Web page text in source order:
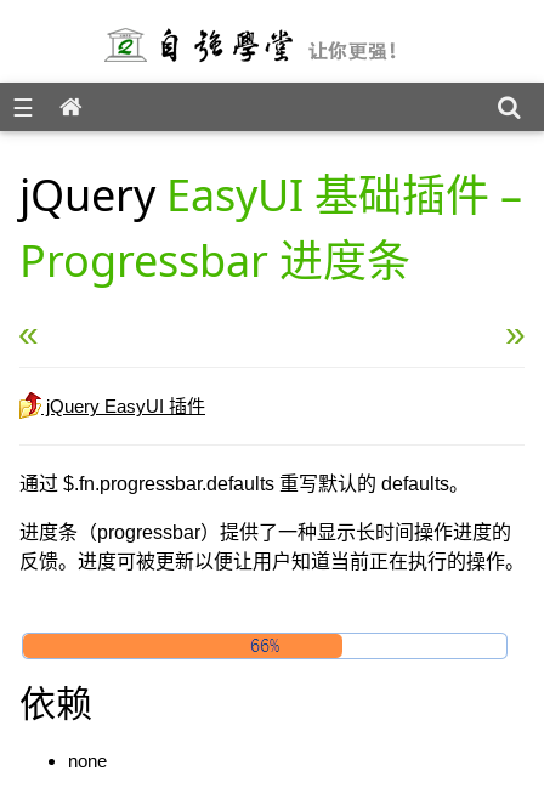
☰
jQuery EasyUI 基础插件 –
Progressbar 进度条
« jQuery EasyUI 基础插件 – Searchbox 搜索框
jQuery EasyUI 基础插
jQuery EasyUI 插件
通过 $.fn.progressbar.defaults 重写默认的 defaults。
进度条（progressbar）提供了一种显示长时间操作进度的
反馈。进度可被更新以便让用户知道当前正在执行的操作。
依赖
none